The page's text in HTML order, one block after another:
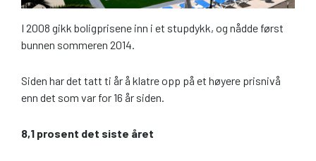
I 2008 gikk boligprisene inn i et stupdykk, og nådde først
bunnen sommeren 2014.
Siden har det tatt ti år å klatre opp på et høyere prisnivå
enn det som var for 16 år siden.
8,1 prosent det siste året